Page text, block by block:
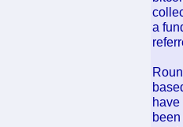
a
have